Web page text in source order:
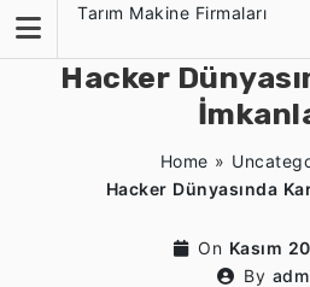
content
Tarım Makine Firmaları
Hacker
Home »
Hacker Dünyasında
On Kasım
By